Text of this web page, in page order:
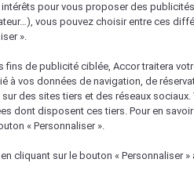
pour vous proposer des
vous pouvez choisir entre ces
».
fins de publicité ciblée, Accor traitera
à vos données de navigation, de
des sites tiers et des réseaux sociaux.
dont disposent ces tiers. Pour en
« Personnaliser ».
cliquant sur le bouton « Personnaliser